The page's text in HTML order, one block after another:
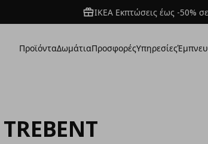
ΙΚΕΑ Εκπτώσεις έως -50%
ΠροϊόνταΔωμάτιαΠροσφορέςΥπηρεσίες
TREBENT